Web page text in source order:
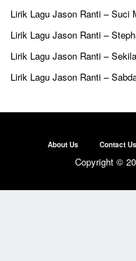
Lirik Lagu Jason Ranti – Suci
Lirik Lagu Jason Ranti –
Lirik Lagu Jason Ranti –
Lirik Lagu Jason Ranti –
About Us Contact Us
Copyright ©